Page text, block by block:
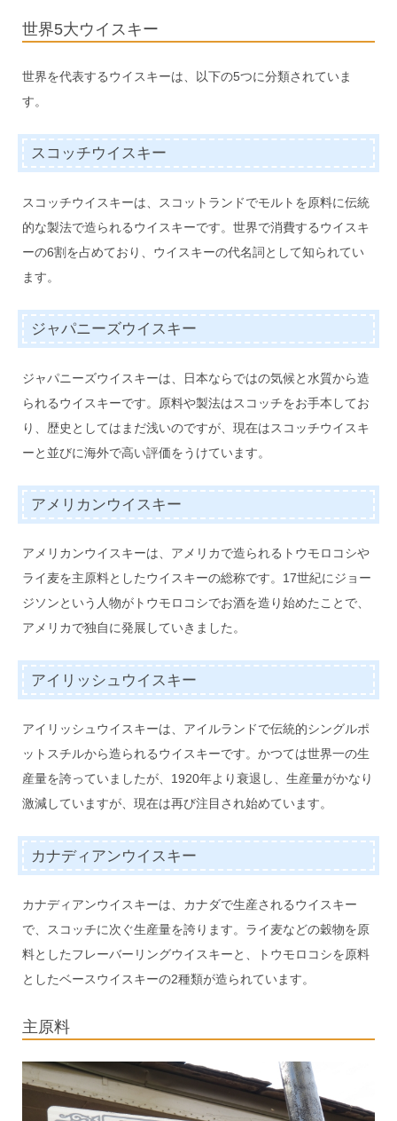
世界5大ウイスキー
世界を代表するウイスキーは、以下の5つに分類されていま
す。
スコッチウイスキー
スコッチウイスキーは、スコットランドでモルトを原料に伝統
的な製法で造られるウイスキーです。世界で消費するウイスキ
ーの6割を占めており、ウイスキーの代名詞として知られてい
ます。
ジャパニーズウイスキー
ジャパニーズウイスキーは、日本ならではの気候と水質から造
られるウイスキーです。原料や製法はスコッチをお手本してお
り、歴史としてはまだ浅いのですが、現在はスコッチウイスキ
ーと並びに海外で高い評価をうけています。
アメリカンウイスキー
アメリカンウイスキーは、アメリカで造られるトウモロコシや
ライ麦を主原料としたウイスキーの総称です。17世紀にジョー
ジソンという人物がトウモロコシでお酒を造り始めたことで、
アメリカで独自に発展していきました。
アイリッシュウイスキー
アイリッシュウイスキーは、アイルランドで伝統的シングルポ
ットスチルから造られるウイスキーです。かつては世界一の生
産量を誇っていましたが、1920年より衰退し、生産量がかなり
激減していますが、現在は再び注目され始めています。
カナディアンウイスキー
カナディアンウイスキーは、カナダで生産されるウイスキー
で、スコッチに次ぐ生産量を誇ります。ライ麦などの穀物を原
料としたフレーバーリングウイスキーと、トウモロコシを原料
としたベースウイスキーの2種類が造られています。
主原料